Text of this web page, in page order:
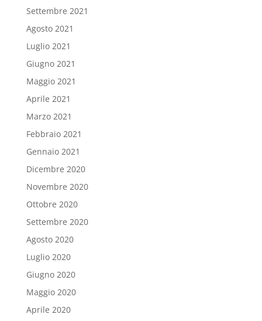
Settembre 2021
Agosto 2021
Luglio 2021
Giugno 2021
Maggio 2021
Aprile 2021
Marzo 2021
Febbraio 2021
Gennaio 2021
Dicembre 2020
Novembre 2020
Ottobre 2020
Settembre 2020
Agosto 2020
Luglio 2020
Giugno 2020
Maggio 2020
Aprile 2020